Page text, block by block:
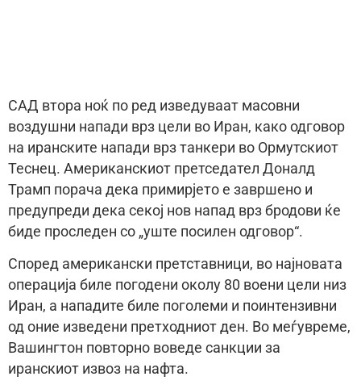
САД втора ноќ по ред изведуваат масовни
воздушни напади врз цели во Иран, како одговор
на иранските напади врз танкери во Ормутскиот
Теснец. Американскиот претседател Доналд
Трамп порача дека примирјето е завршено и
предупреди дека секој нов напад врз бродови ќе
биде проследен со „уште посилен одговор“.
Според американски претставници, во најновата
операција биле погодени околу 80 воени цели низ
Иран, а нападите биле поголеми и поинтензивни
од оние изведени претходниот ден. Во меѓувреме,
Вашингтон повторно воведе санкции за
иранскиот извоз на нафта.